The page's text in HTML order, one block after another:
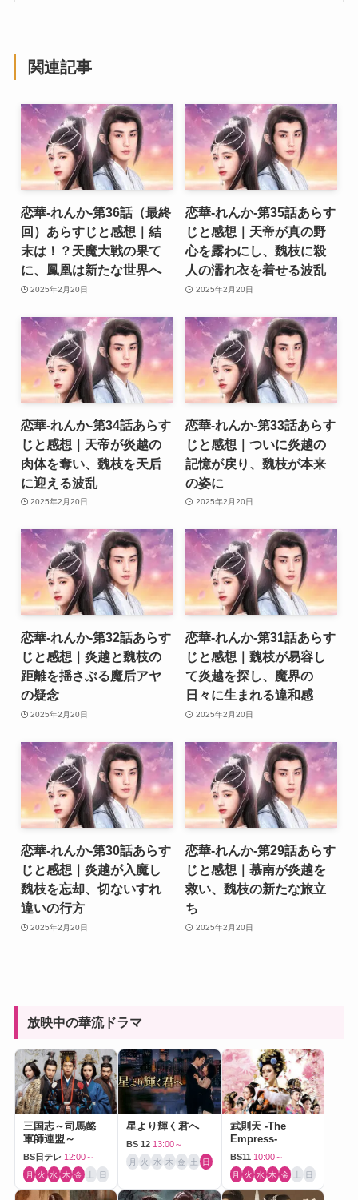
関連記事
恋華-れんか-第36話（最終
回）あらすじと感想｜結
末は！？天魔大戦の果て
に、鳳凰は新たな世界へ
2025年2月20日
恋華-れんか-第35話あらす
じと感想｜天帝が真の野
心を露わにし、魏枝に殺
人の濡れ衣を着せる波乱
2025年2月20日
恋華-れんか-第34話あらす
じと感想｜天帝が炎越の
肉体を奪い、魏枝を天后
に迎える波乱
2025年2月20日
恋華-れんか-第33話あらす
じと感想｜ついに炎越の
記憶が戻り、魏枝が本来
の姿に
2025年2月20日
恋華-れんか-第32話あらす
じと感想｜炎越と魏枝の
距離を揺さぶる魔后アヤ
の疑念
2025年2月20日
恋華-れんか-第31話あらす
じと感想｜魏枝が易容し
て炎越を探し、魔界の
日々に生まれる違和感
2025年2月20日
恋華-れんか-第30話あらす
じと感想｜炎越が入魔し
魏枝を忘却、切ないすれ
違いの行方
2025年2月20日
恋華-れんか-第29話あらす
じと感想｜慕南が炎越を
救い、魏枝の新たな旅立
ち
2025年2月20日
放映中の華流ドラマ
三国志～司馬懿
軍師連盟～
BS日テレ 12:00～
月 火 水 木 金 土 日
星より輝く君へ
BS 12 13:00～
月 火 水 木 金 土 日
武則天 -The
Empress-
BS11 10:00～
月 火 水 木 金 土 日